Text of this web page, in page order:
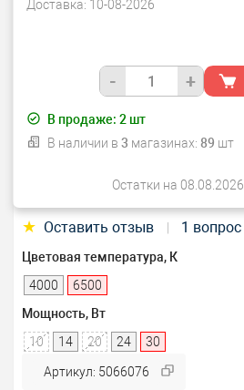
Доставка: 10-08-2026
- +
В продаже: 2 шт
В наличии в 3 магазинах: 89 шт
Остатки на
★ Оставить отзыв 1 вопрос
Цветовая температура, К
4000
6500
Мощность, Вт
10
14 20 24 30
Артикул: 5066076